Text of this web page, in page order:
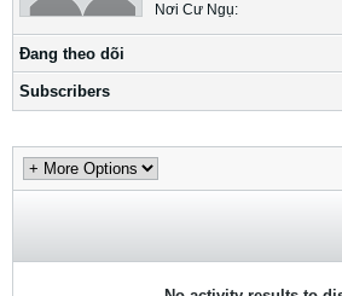
Nơi Cư Ngụ:
Ðang theo dõi
Subscribers